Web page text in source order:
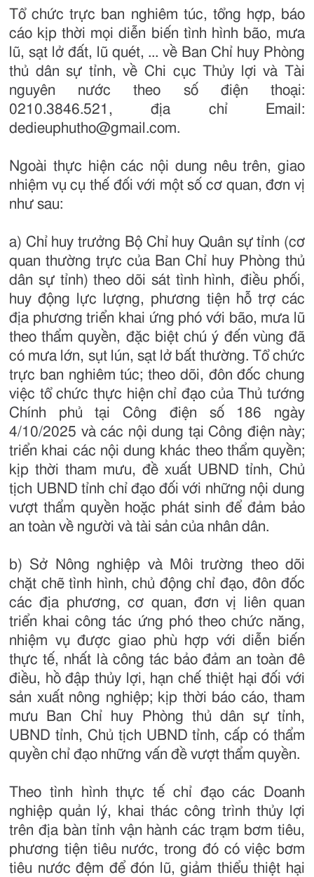
Tổ chức trực ban nghiêm túc, tổng hợp, báo
cáo kịp thời mọi diễn biến tình hình bão, mưa
lũ, sạt lở đất, lũ quét, ... về Ban Chỉ huy Phòng
thủ dân sự tỉnh, về Chi cục Thủy lợi và Tài
nguyên nước theo số điện thoại:
0210.3846.521, địa chỉ Email:
dedieuphutho@gmail.com.
Ngoài thực hiện các nội dung nêu trên, giao
nhiệm vụ cụ thế đối với một số cơ quan, đơn vị
như sau:
a) Chỉ huy trưởng Bộ Chỉ huy Quân sự tỉnh (cơ
quan thường trực của Ban Chỉ huy Phòng thủ
dân sự tỉnh) theo dõi sát tình hình, điều phối,
huy động lực lượng, phương tiện hỗ trợ các
địa phương triển khai ứng phó với bão, mưa lũ
theo thẩm quyền, đặc biệt chú ý đến vùng đã
có mưa lớn, sụt lún, sạt lở bất thường. Tổ chức
trực ban nghiêm túc; theo dõi, đôn đốc chung
việc tổ chức thực hiện chỉ đạo của Thủ tướng
Chính phủ tại Công điện số 186 ngày
4/10/2025 và các nội dung tại Công điện này;
triển khai các nội dung khác theo thẩm quyền;
kịp thời tham mưu, đề xuất UBND tỉnh, Chủ
tịch UBND tỉnh chỉ đạo đối với những nội dung
vượt thẩm quyền hoặc phát sinh để đảm bảo
an toàn về người và tài sản của nhân dân.
b) Sở Nông nghiệp và Môi trường theo dõi
chặt chẽ tình hình, chủ động chỉ đạo, đôn đốc
các địa phương, cơ quan, đơn vị liên quan
triển khai công tác ứng phó theo chức năng,
nhiệm vụ được giao phù hợp với diễn biến
thực tế, nhất là công tác bảo đảm an toàn đê
điều, hồ đập thủy lợi, hạn chế thiệt hại đối với
sản xuất nông nghiệp; kịp thời báo cáo, tham
mưu Ban Chỉ huy Phòng thủ dân sự tỉnh,
UBND tỉnh, Chủ tịch UBND tỉnh, cấp có thẩm
quyền chỉ đạo những vấn đề vượt thẩm quyền.
Theo tình hình thực tế chỉ đạo các Doanh
nghiệp quản lý, khai thác công trình thủy lợi
trên địa bàn tỉnh vận hành các trạm bơm tiêu,
phương tiện tiêu nước, trong đó có việc bơm
tiêu nước đệm để đón lũ, giảm thiểu thiệt hại